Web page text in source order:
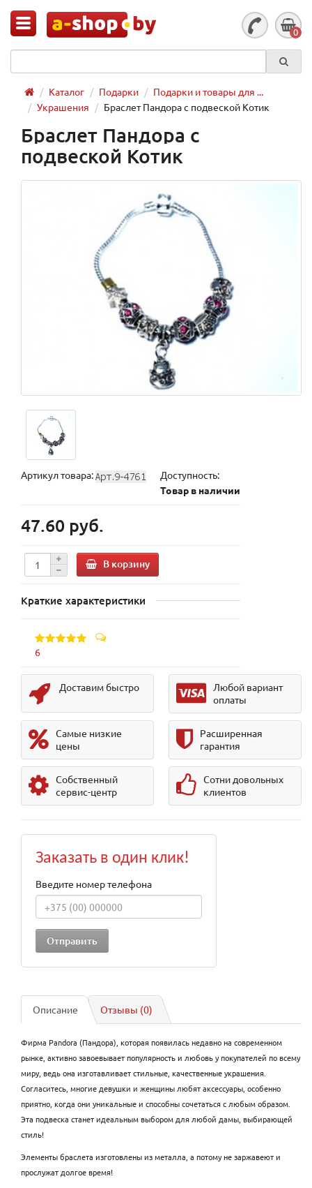
0
Каталог Подарки
Подарки и товары для ...
Украшения
Браслет Пандора с подвеской Котик
Браслет Пандора с
подвеской Котик
Артикул товара:
Доступность:
Товар в наличии
47.60 руб.
В корзину
Краткие характеристики
6
Доставим быстро
Любой вариант
оплаты
Самые низкие
цены
Расширенная
гарантия
Собственный
сервис-центр
Сотни довольных
клиентов
Заказать в один клик!
Введите номер телефона
Описание Отзывы (0)
Фирма Pandora (Пандора), которая появилась недавно на современном
рынке, активно завоевывает популярность и любовь у покупателей по всему
миру, ведь она изготавливает стильные, качественные украшения.
Согласитесь, многие девушки и женщины любят аксессуары, особенно
приятно, когда они уникальные и способны сочетаться с любым образом.
Эта подвеска станет идеальным выбором для любой дамы, выбирающей
стиль!
Элементы браслета изготовлены из металла, а потому не заржавеют и
прослужат долгое время!